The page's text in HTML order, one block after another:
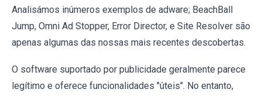
Analisámos inúmeros exemplos de adware; BeachBall
Jump, Omni Ad Stopper, Error Director, e Site Resolver são
apenas algumas das nossas mais recentes descobertas.
O software suportado por publicidade geralmente parece
legítimo e oferece funcionalidades "úteis". No entanto,